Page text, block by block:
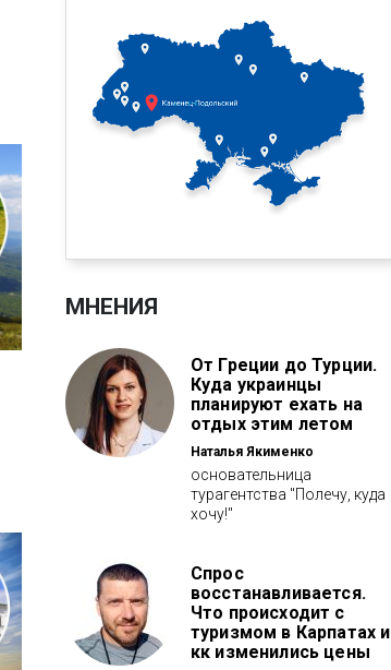
МНЕНИЯ
От Греции до Турции.
Куда украинцы
планируют ехать на
отдых этим летом
Наталья Якименко
основательница
турагентства "Полечу, куда
хочу!"
Спрос
восстанавливается.
Что происходит с
туризмом в Карпатах и
кк изменились цены